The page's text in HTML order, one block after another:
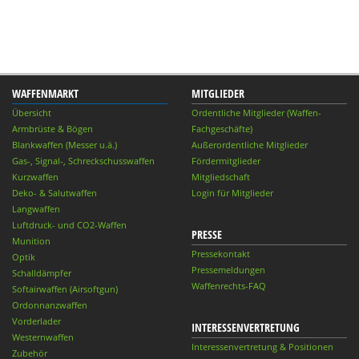
WAFFENMARKT
Übersicht
Armbrüste & Bögen
Blankwaffen (Messer u.ä.)
Gas-, Signal-, Schreckschusswaffen
Kurzwaffen
Deko- & Salutwaffen
Langwaffen
Luftdruck- und CO2-Waffen
Munition
Optik
Schalldämpfer
Softairwaffen (Airsoftgun)
Ordonnanzwaffen
Vorderlader
Westernwaffen
Zubehör
MITGLIEDER
Ordentliche Mitglieder (Waffen-
Fachgeschäfte)
Außerordentliche Mitglieder
Fördermitglieder
Mitgliedschaft
Login für Mitglieder
PRESSE
Pressekontakt
Pressemeldungen
Waffenrechts-FAQ
INTERESSENVERTRETUNG
Interessenvertretung & Positionen